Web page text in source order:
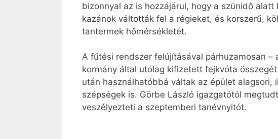
bizonnyal az is hozzájárul, hogy a szünidő
kazánok váltották fel a régieket, és korszerű,
tantermek hőmérsékletét.
A fűtési rendszer felújításával párhuzamosan
kormány által utólag kifizetett fejkvóta
után használhatóbbá váltak az épület
szépségek is. Görbe László igazgatótól
veszélyezteti a szeptemberi tanévnyitót.